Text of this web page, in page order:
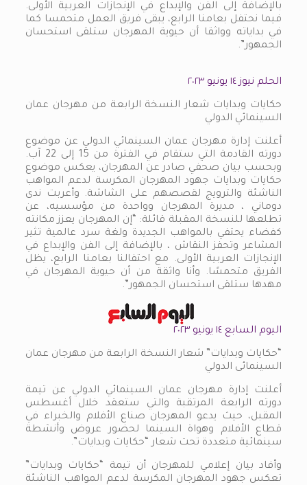
بالإضافة إلى الفن والإبداع في الإنجازات العربية الأولى.
فيما نحتفل بعامنا الرابع، يبقى فريق العمل متحمسا كما
في بداياته وواثقا أن حيوية المهرجان ستلقى استحسان
الجمهور”.
الحلم نيوز ١٤ يونيو ٢٠٢٣
حكايات وبدايات شعار النسخة الرابعة من مهرجان عمان
السينمائي الدولي
أعلنت إدارة مهرجان عمان السينمائي الدولي عن موضوع
دورته القادمة التي ستقام في الفترة من 15 إلى 22 آب.
وبحسب بيان صحفي صادر عن المهرجان، يعكس موضوع
حكايات وبدايات جهود المهرجان المكرسة لدعم المواهب
الناشئة والترويج لقصصهم على الشاشة. وأعربت ندى
دوماني ، مديرة المهرجان وواحدة من مؤسسيه، عن
تطلعها للنسخة المقبلة قائلة: “إن المهرجان يعزز مكانته
كفضاء يحتفي بالمواهب الجديدة ولغة سرد عالمية تثير
المشاعر وتحفز النقاش ، بالإضافة إلى الفن والإبداع في
الإنجازات العربية الأولى. مع احتفالنا بعامنا الرابع، يظل
الفريق متحمسًا. وأنا واثقة من أن حيوية المهرجان في
مهدها ستلقى استحسان الجمهور”.
اليوم السابع ١٤ يونيو ٢٠٢٣
“حكايات وبدايات” شعار النسخة الرابعة من مهرجان عمان
السينمائى الدولي
أعلنت إدارة مهرجان عمان السينمائي الدولي عن تيمة
دورته الرابعة المرتقبة والتي ستعقد خلال أغسطس
المقبل، حيث يدعو المهرجان صناع الأفلام والخبراء في
قطاع الأفلام وهواة السينما لحضور عروض وأنشطة
سينمائية متعددة تحت شعار “حكايات وبدايات”.
وأفاد بيان إعلامي للمهرجان أن تيمة “حكايات وبدايات”
تعكس جهود المهرجان المكرسة لدعم المواهب الناشئة